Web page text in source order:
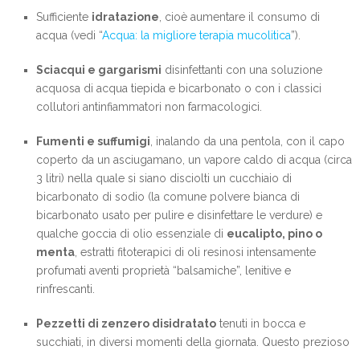
Sufficiente idratazione , cioè aumentare il consumo di
acqua (vedi “Acqua: la migliore terapia mucolitica”).
Sciacqui e gargarismi disinfettanti con una soluzione
acquosa di acqua tiepida e bicarbonato o con i classici
collutori antinfiammatori non farmacologici.
Fumenti e suffumigi , inalando da una pentola, con il capo
coperto da un asciugamano, un vapore caldo di acqua (circa
3 litri) nella quale si siano disciolti un cucchiaio di
bicarbonato di sodio (la comune polvere bianca di
bicarbonato usato per pulire e disinfettare le verdure) e
qualche goccia di olio essenziale di eucalipto, pino o
menta , estratti fitoterapici di oli resinosi intensamente
profumati aventi proprietà “balsamiche”, lenitive e
rinfrescanti.
Pezzetti di zenzero disidratato tenuti in bocca e
succhiati, in diversi momenti della giornata. Questo prezioso